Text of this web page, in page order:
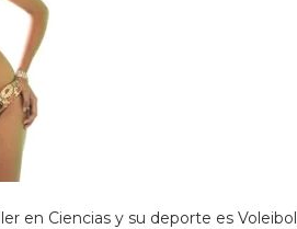
en Ciencias y su deporte es Voleibol